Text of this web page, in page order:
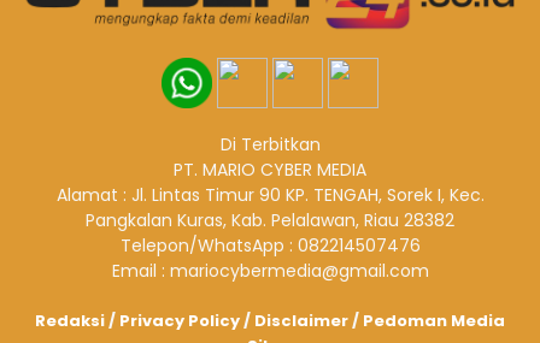
Di Terbitkan
PT. MARIO CYBER MEDIA
Alamat : Jl. Lintas Timur 90 KP. TENGAH, Sorek I, Kec.
Pangkalan Kuras, Kab. Pelalawan, Riau 28382
Telepon/WhatsApp : 082214507476
Email : mariocybermedia@gmail.com
Redaksi/ Privacy Policy/ Disclaimer/ Pedoman Media